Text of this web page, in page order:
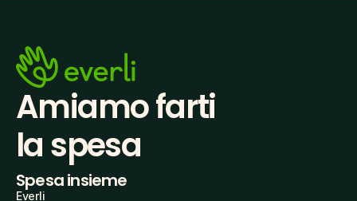
Amiamo farti
la spesa
Spesa insieme
Everli